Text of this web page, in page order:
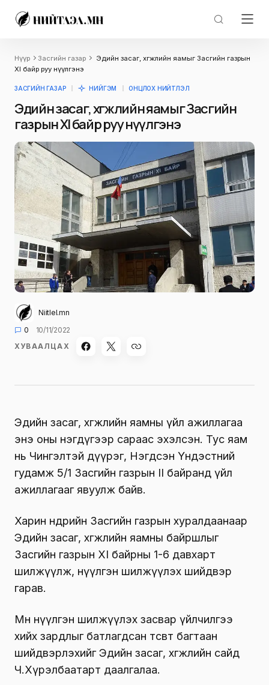
Нүүр Засгийн газар
Эдийн засаг, хөгжлийн яамыг Засгийн газрын
XI байр руу нүүлгэнэ
ЗАСГИЙН ГАЗАР НИЙГЭМ ОНЦЛОХ НИЙТЛЭЛ
Эдийн засаг, хөгжлийн яамыг Засгийн
газрын XI байр руу нүүлгэнэ
Niitlel.mn
0
10/11/2022
ХУВААЛЦАХ
Эдийн засаг, хөгжлийн яамны үйл ажиллагаа
энэ оны нэгдүгээр сараас эхэлсэн. Тус яам
нь Чингэлтэй дүүрэг, Нэгдсэн Үндэстний
гудамж 5/1 Засгийн газрын II байранд үйл
ажиллагааг явуулж байв.
Харин өнөөдрийн Засгийн газрын хуралдаанаар
Эдийн засаг, хөгжлийн яамны байршлыг
Засгийн газрын XI байрны 1-6 давхарт
шилжүүлж, нүүлгэн шилжүүлэх шийдвэр
гарав.
Мөн нүүлгэн шилжүүлэх засвар үйлчилгээ
хийх зардлыг батлагдсан төсөвтөө багтаан
шийдвэрлэхийг Эдийн засаг, хөгжлийн сайд
Ч.Хүрэлбаатарт даалгалаа.